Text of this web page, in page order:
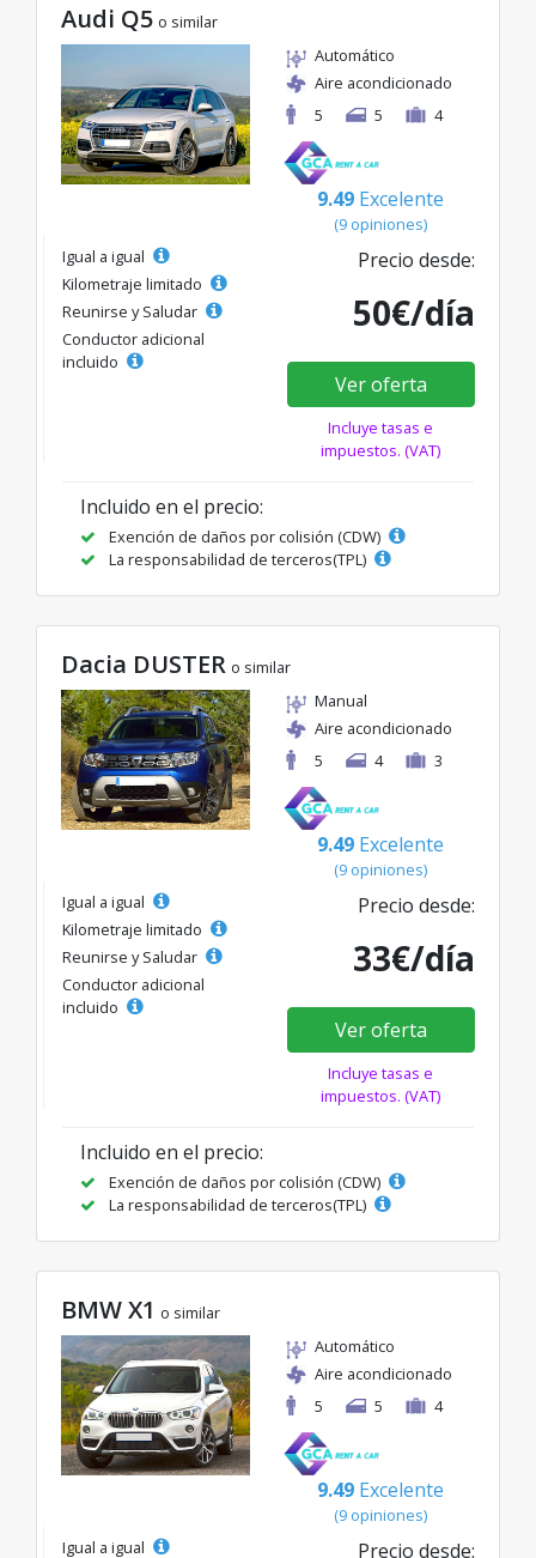
Audi Q5 o similar
Automático
Aire acondicionado
5
5 4
9.49 Excelente
(9 opiniones)
Igual a igual
Kilometraje limitado
Reunirse y Saludar
Conductor adicional
incluido
Precio desde:
50€/día
Ver oferta
Incluye tasas e
impuestos. (VAT)
Incluido en el precio:
Exención de daños por colisión (CDW)
La responsabilidad de terceros(TPL)
Dacia DUSTER o similar
Manual
Aire acondicionado
5
4 3
9.49 Excelente
(9 opiniones)
Igual a igual
Kilometraje limitado
Reunirse y Saludar
Conductor adicional
incluido
Precio desde:
33€/día
Ver oferta
Incluye tasas e
impuestos. (VAT)
Incluido en el precio:
Exención de daños por colisión (CDW)
La responsabilidad de terceros(TPL)
BMW X1 o similar
Automático
Aire acondicionado
5
5 4
9.49 Excelente
(9 opiniones)
Igual a igual
Precio desde: